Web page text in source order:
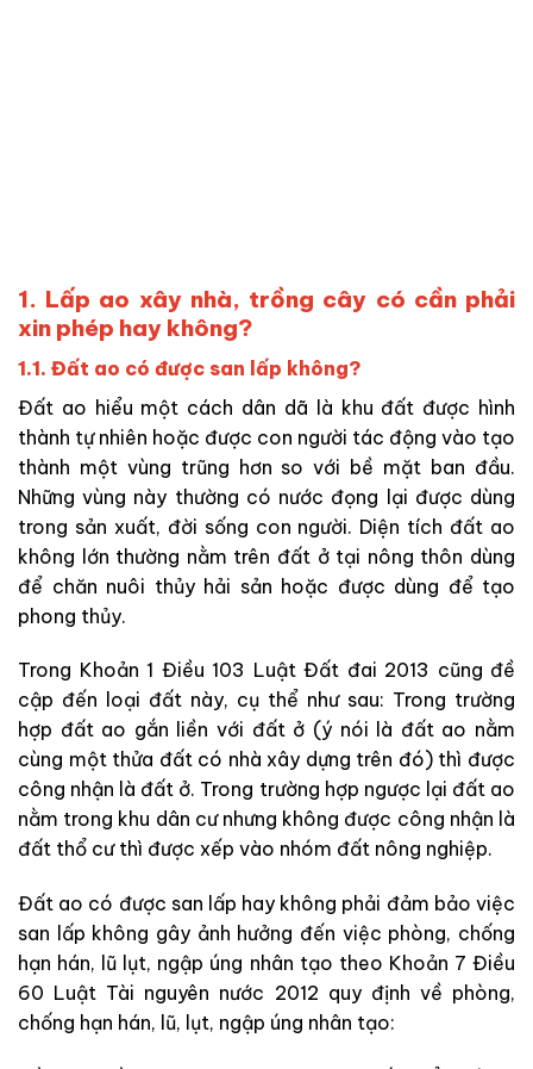
1. Lấp ao xây nhà, trồng cây có cần phải
xin phép hay không?
1.1. Đất ao có được san lấp không?
Đất ao hiểu một cách dân dã là khu đất được hình
thành tự nhiên hoặc được con người tác động vào tạo
thành một vùng trũng hơn so với bề mặt ban đầu.
Những vùng này thường có nước đọng lại được dùng
trong sản xuất, đời sống con người. Diện tích đất ao
không lớn thường nằm trên đất ở tại nông thôn dùng
để chăn nuôi thủy hải sản hoặc được dùng để tạo
phong thủy.
Trong Khoản 1 Điều 103 Luật Đất đai 2013 cũng đề
cập đến loại đất này, cụ thể như sau: Trong trường
hợp đất ao gắn liền với đất ở (ý nói là đất ao nằm
cùng một thửa đất có nhà xây dựng trên đó) thì được
công nhận là đất ở. Trong trường hợp ngược lại đất ao
nằm trong khu dân cư nhưng không được công nhận là
đất thổ cư thì được xếp vào nhóm đất nông nghiệp.
Đất ao có được san lấp hay không phải đảm bảo việc
san lấp không gây ảnh hưởng đến việc phòng, chống
hạn hán, lũ lụt, ngập úng nhân tạo theo Khoản 7 Điều
60 Luật Tài nguyên nước 2012 quy định về phòng,
chống hạn hán, lũ, lụt, ngập úng nhân tạo: